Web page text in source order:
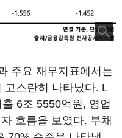
주요 재무지표에서는
고스란히 나타났다. L
6조 5550억원, 영업
흐름을 보였다. 부채